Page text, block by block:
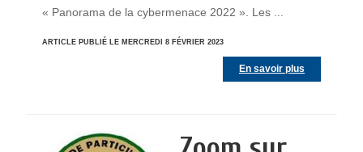
« Panorama de la cybermenace 2022 ». Les ...
ARTICLE PUBLIÉ LE MERCREDI 8 FÉVRIER 2023
En savoir plus